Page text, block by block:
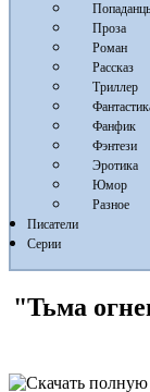
Проза
Роман
Рассказ
Триллер
Фанфик
Фэнтези
Эротика
Юмор
Разное
Писатели
Серии
"Тьма